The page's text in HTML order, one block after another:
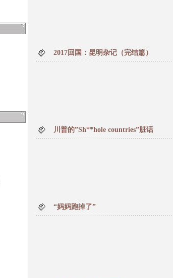
2017回国：昆明杂记（完结篇）
川普的”Sh**hole countries”脏话
“妈妈跑掉了”